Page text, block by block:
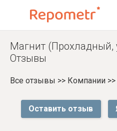
Магнит (Прохладный,
Отзывы
Все отзывы >> Компании >>
Оставить отзыв